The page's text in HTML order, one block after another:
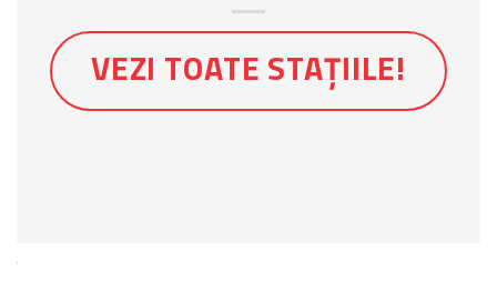
VEZI TOATE STAȚIILE!